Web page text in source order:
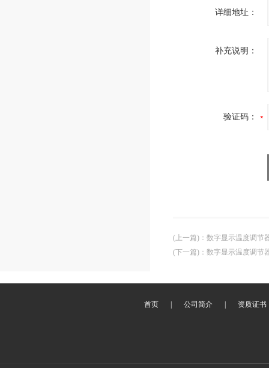
详细地址：
补充说明：
验证码：
(上一篇) ： 数字显示温度调节
(下一篇) ： 数字显示温度调节
首页 公司简介 资质证书